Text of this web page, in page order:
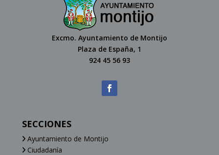
Excmo. Ayuntamiento de Montijo
Plaza de España, 1
924 45 56 93
SECCIONES
Ayuntamiento de Montijo
Ciudadanía